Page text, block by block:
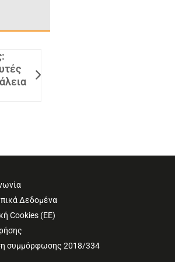
Δεδομένα
Cookies (ΕΕ)
συμμόρφωσης 2018/334